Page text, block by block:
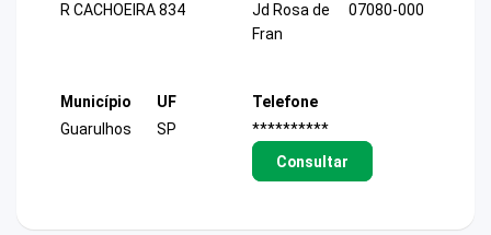
R CACHOEIRA 834
Jd Rosa de
Fran
07080-000
Município
Guarulhos
UF
SP
Telefone
**********
Consultar